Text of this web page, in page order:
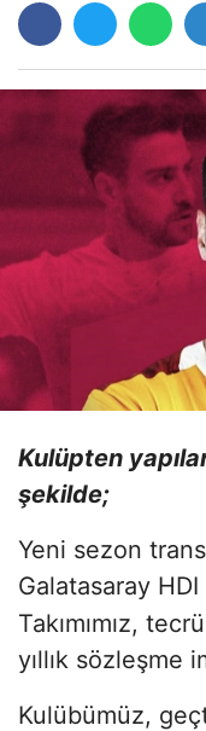
Kulüpten
şekilde;
Yeni sezon
Galatasaray
Takımımız,
yıllık sözleşme
Kulübümüz,